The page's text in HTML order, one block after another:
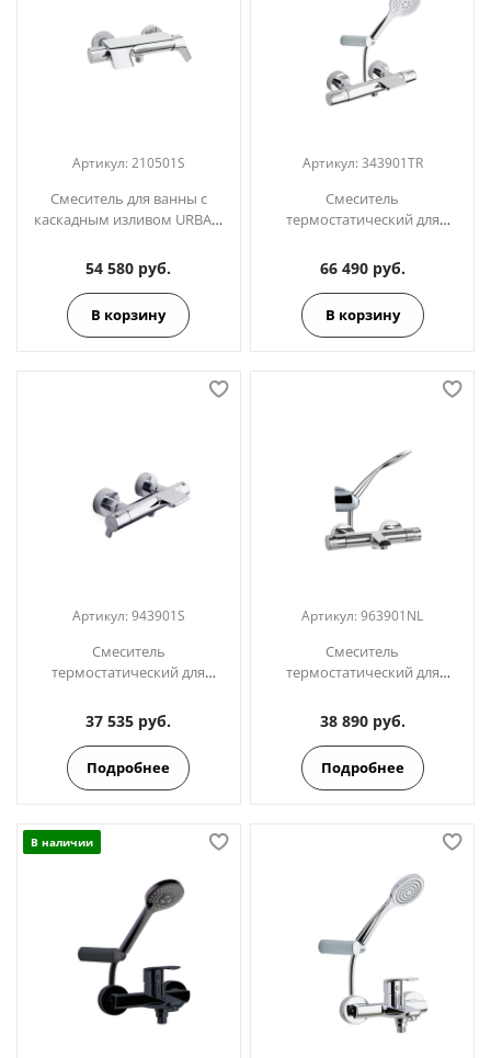
Артикул: 210501S
Смеситель для ванны с
каскадным изливом URBAN
54 580 руб.
В корзину
Артикул: 343901TR
Смеситель
термостатический для
комплектом TZAR 343901TR
66 490 руб.
В корзину
Артикул: 943901S
Смеситель
термостатический для
изливом BLAUTHERM
943901S
37 535 руб.
Подробнее
Артикул:963901NL
Смеситель
термостатический для
комплектом TERMOTECH
963901NL
38 890 руб.
Подробнее
В наличии